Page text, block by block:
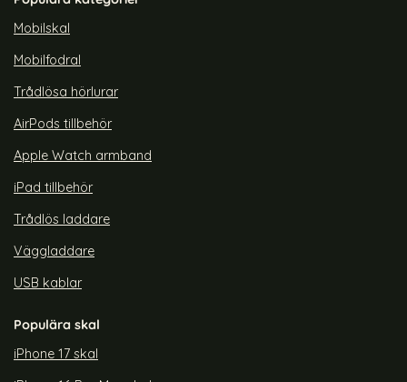
179 krtidigare pris
299 kr
Tillgänglighet:
Lagervara
Mobilskal
Mobilfodral
Trådlösa hörlurar
AirPods tillbehör
Apple Watch armband
iPad tillbehör
Trådlös laddare
Väggladdare
USB kablar
Populära skal
iPhone 17 skal